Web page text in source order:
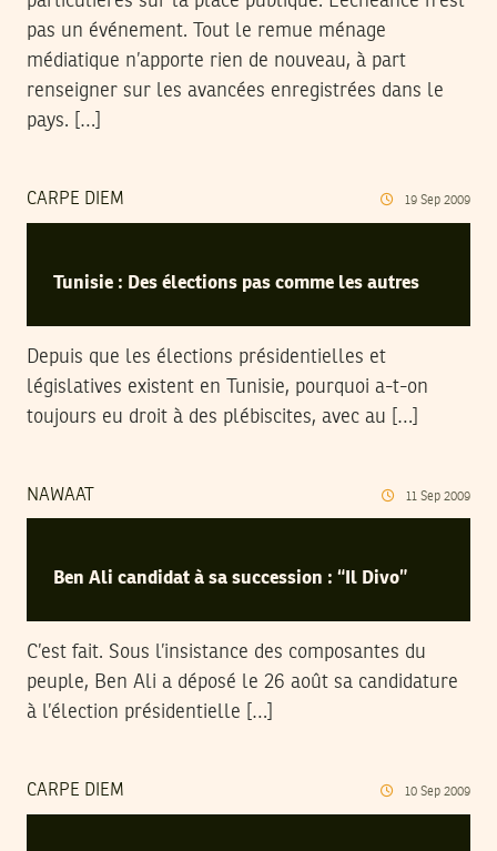
pas un événement. Tout le remue ménage
médiatique n’apporte rien de nouveau, à part
renseigner sur les avancées enregistrées dans le
pays. […]
CARPE DIEM 19 Sep 2009
Tunisie : Des élections pas comme les autres
Depuis que les élections présidentielles et
législatives existent en Tunisie, pourquoi a-t-on
toujours eu droit à des plébiscites, avec au […]
NAWAAT 11 Sep 2009
Ben Ali candidat à sa succession : “Il Divo”
C’est fait. Sous l’insistance des composantes du
peuple, Ben Ali a déposé le 26 août sa candidature
à l’élection présidentielle […]
CARPE DIEM 10 Sep 2009